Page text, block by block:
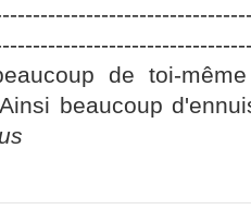
de toi-
beaucoup